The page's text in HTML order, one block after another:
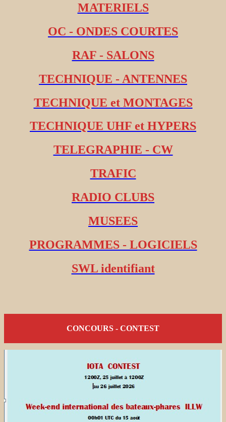
MATERIELS
OC - ONDES COURTES
RAF - SALONS
TECHNIQUE - ANTENNES
TECHNIQUE et MONTAGES
TECHNIQUE UHF et HYPERS
TELEGRAPHIE - CW
TRAFIC
RADIO CLUBS
MUSEES
PROGRAMMES - LOGICIELS
SWL identifiant
CONCOURS - CONTEST